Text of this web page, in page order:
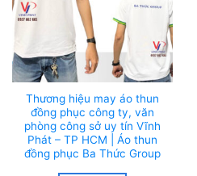
Thương hiệu may áo thun
đồng phục công ty, văn
phòng công sở uy tín Vĩnh
Phát – TP HCM | Áo thun
đồng phục Ba Thức Group